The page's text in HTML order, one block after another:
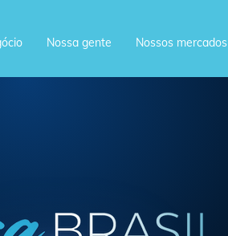
Nossa gente Nossos mercados